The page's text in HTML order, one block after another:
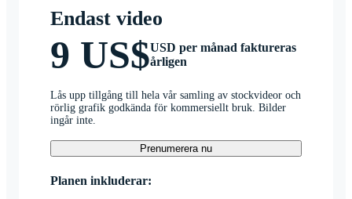
Endast video
9 US$USD per månad faktureras
årligen
Lås upp tillgång till hela vår samling av stockvideor och
rörlig grafik godkända för kommersiellt bruk. Bilder
ingår inte.
Prenumerera nu
Planen inkluderar: